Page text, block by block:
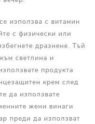
използва с витамин
с физически или
дразнене. Тъй
светлина и
продукта
крем след
да използвате
жени винаги
преди да използват